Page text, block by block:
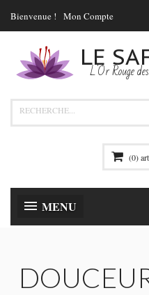
Bienvenue ! Mon Compte
LE
L'Or Rouge
(0)
MENU